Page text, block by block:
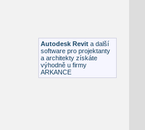
Autodesk Revit a další
software pro projektanty
a architekty získáte
výhodně u firmy
ARKANCE